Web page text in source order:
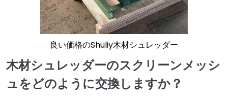
良い価格のShuliy木材シュレッダー
木材シュレッダーのスクリーンメッシ
ュをどのように交換しますか？